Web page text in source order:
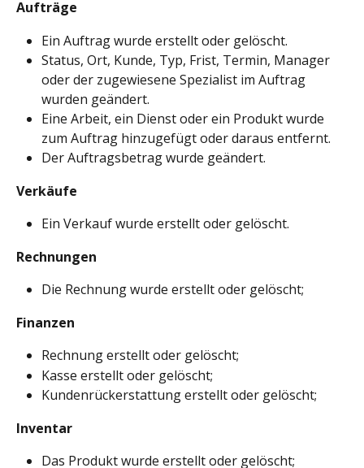
Aufträge
Ein Auftrag wurde erstellt oder gelöscht.
Status, Ort, Kunde, Typ, Frist, Termin, Manager
oder der zugewiesene Spezialist im Auftrag
wurden geändert.
Eine Arbeit, ein Dienst oder ein Produkt wurde
zum Auftrag hinzugefügt oder daraus entfernt.
Der Auftragsbetrag wurde geändert.
Verkäufe
Ein Verkauf wurde erstellt oder gelöscht.
Rechnungen
Die Rechnung wurde erstellt oder gelöscht;
Finanzen
Rechnung erstellt oder gelöscht;
Kasse erstellt oder gelöscht;
Kundenrückerstattung erstellt oder gelöscht;
Inventar
Das Produkt wurde erstellt oder gelöscht;